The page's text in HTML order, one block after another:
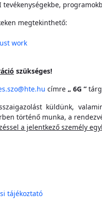
tevékenységekbe,
megtekinthető:
work
szükséges!
címre „ 6G ”
küldünk,
történő munka, a
a jelentkező személy
tájékoztató